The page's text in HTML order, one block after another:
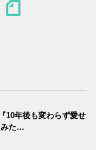
10年後も変わらず愛せ
みた…